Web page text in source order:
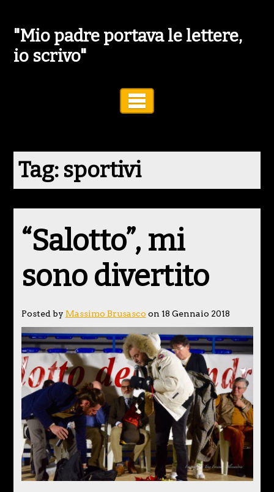
"Mio padre portava le lettere,
io scrivo"
Tag: sportivi
“Salotto”, mi
sono divertito
Posted by Massimo Brusasco on 18 Gennaio 2018